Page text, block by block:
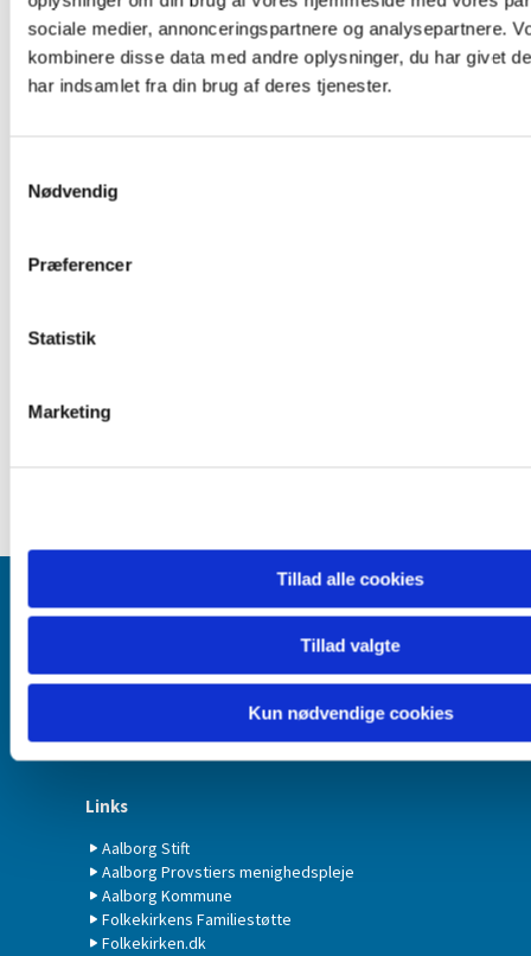
sociale medier, annonceringspartnere og analysepartnere.
kombinere disse data med andre oplysninger, du har givet
har indsamlet fra din brug af deres tjenester.
Nødvendig
Præferencer
Statistik
Marketing
Tillad alle cookies
Tillad valgte
Kun nødvendige cookies
Kontakt
Kontakt organisten
Kontakt kirkesangeren
Kontakt menighedsrådet
Links
Aalborg Stift
Aalborg Provstiers menighedspleje
Aalborg Kommune
Folkekirkens Familiestøtte
Folkekirken.dk